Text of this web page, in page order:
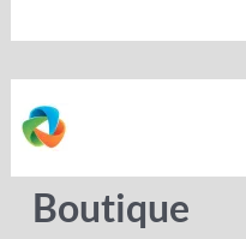
Boutique